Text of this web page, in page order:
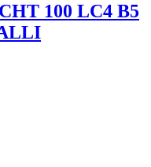
100 LC4 B5